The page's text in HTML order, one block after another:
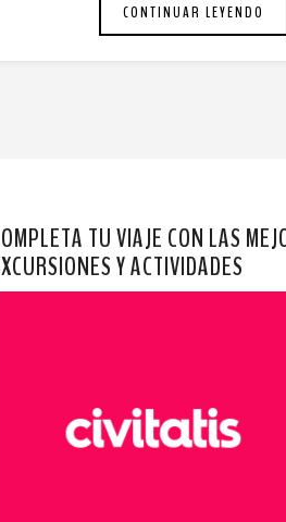
CONTINUAR LEYENDO
TU VIAJE CON LAS
Y ACTIVIDADES